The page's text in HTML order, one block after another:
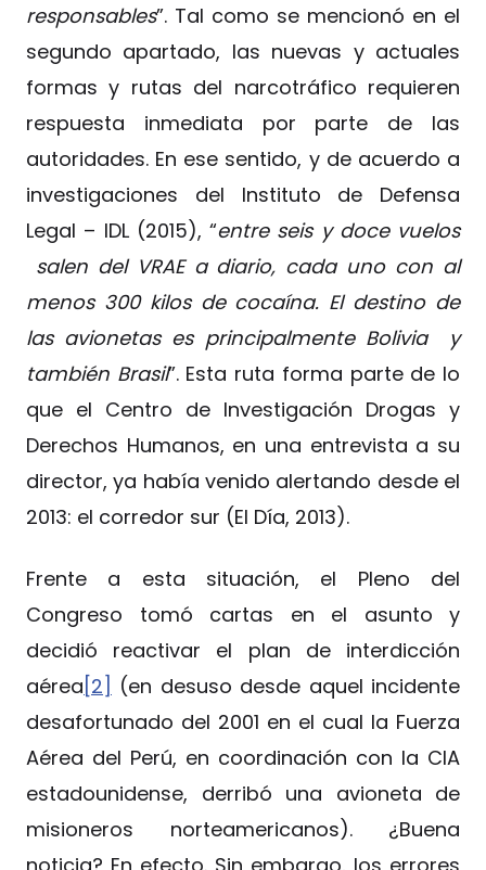
responsables”. Tal como se mencionó en el
segundo apartado, las nuevas y actuales
formas y rutas del narcotráfico requieren
respuesta inmediata por parte de las
autoridades. En ese sentido, y de acuerdo a
investigaciones del Instituto de Defensa
Legal – IDL (2015), “entre seis y doce vuelos
salen del VRAE a diario, cada uno con al
menos 300 kilos de cocaína. El destino de
las avionetas es principalmente Bolivia y
también Brasil”. Esta ruta forma parte de lo
que el Centro de Investigación Drogas y
Derechos Humanos, en una entrevista a su
director, ya había venido alertando desde el
2013: el corredor sur (El Día, 2013).
Frente a esta situación, el Pleno del
Congreso tomó cartas en el asunto y
decidió reactivar el plan de interdicción
aérea [2] (en desuso desde aquel incidente
desafortunado del 2001 en el cual la Fuerza
Aérea del Perú, en coordinación con la CIA
estadounidense, derribó una avioneta de
misioneros norteamericanos). ¿Buena